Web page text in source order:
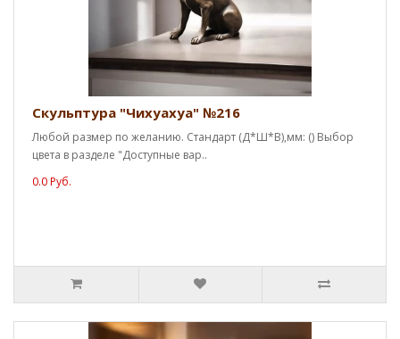
Скульптура "Чихуахуа" №216
Любой размер по желанию. Стандарт (Д*Ш*В),мм: () Выбор
цвета в разделе "Доступные вар..
0.0 Руб.